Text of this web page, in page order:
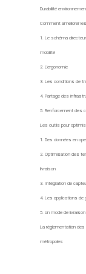
Durabilité
Comment améliorer
1. Le schéma
mobilité
2. L’ergonomie
3. Les conditions de
4. Partage des
5. Renforcement des
Les outils pour
1. Des données en
2. Optimisation des
livraison
3. Intégration de
4. Les applications de
5. Un mode de
La réglementation des
métropoles